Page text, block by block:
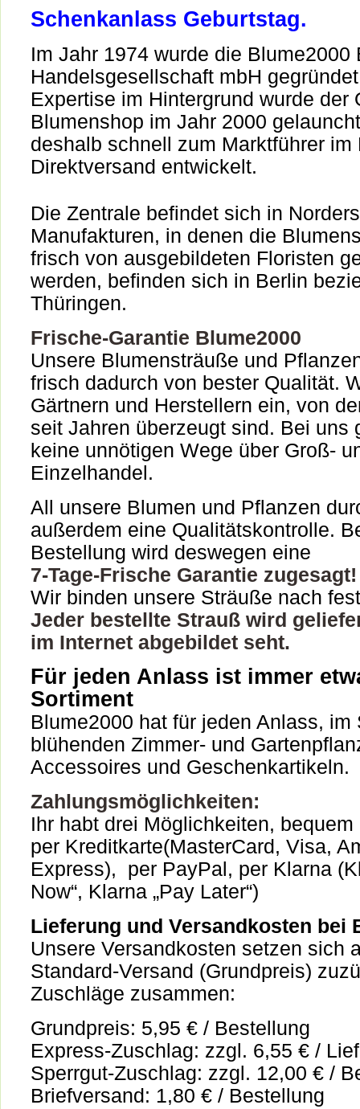
Schenkanlass Geburtstag.
Im Jahr 1974 wurde die Blume2000
Handelsgesellschaft mbH
Expertise im Hintergrund wurde der
Blumenshop im Jahr 2000
deshalb schnell zum Marktführer im
Direktversand entwickelt.
Die Zentrale befindet sich in
Manufakturen, in denen die
frisch von ausgebildeten Floristen
werden, befinden sich in Berlin
Thüringen.
Frische-Garantie Blume2000
Unsere Blumensträuße und
frisch dadurch von bester Qualität.
Gärtnern und Herstellern ein, von
seit Jahren überzeugt sind. Bei uns
keine unnötigen Wege über Groß-
Einzelhandel.
All unsere Blumen und Pflanzen
außerdem eine Qualitätskontrolle.
Bestellung wird deswegen eine
7-Tage-Frische Garantie zugesagt!
Wir binden unsere Sträuße nach
Jeder bestellte Strauß wird
im Internet abgebildet seht.
Für jeden Anlass ist immer
Sortiment
Blume2000 hat für jeden Anlass, im
blühenden Zimmer- und
Accessoires und Geschenkartikeln.
Zahlungsmöglichkeiten:
Ihr habt drei Möglichkeiten,
per Kreditkarte(MasterCard, Visa,
Express), per PayPal, per Klarna
Now“, Klarna „Pay Later“)
Lieferung und Versandkosten bei
Unsere Versandkosten setzen sich
Standard-Versand (Grundpreis)
Zuschläge zusammen:
Grundpreis: 5,95 € / Bestellung
Express-Zuschlag: zzgl. 6,55 € /
Sperrgut-Zuschlag: zzgl. 12,00 € /
Briefversand: 1,80 € / Bestellung